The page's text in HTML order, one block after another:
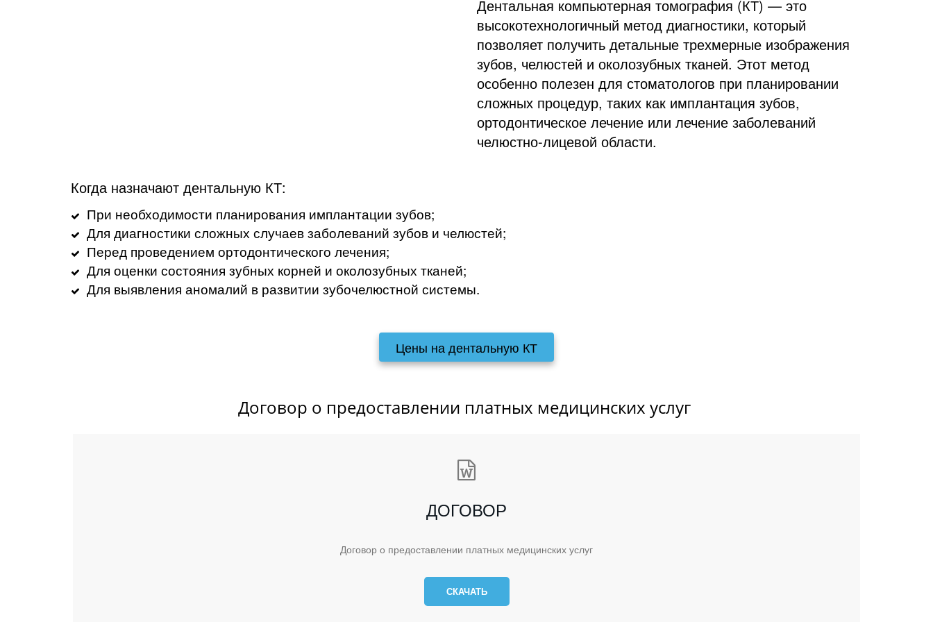
Дентальная компьютерная томография (КТ) — это
высокотехнологичный метод диагностики, который
позволяет получить детальные трехмерные изображения
зубов, челюстей и околозубных тканей. Этот метод
особенно полезен для стоматологов при планировании
сложных процедур, таких как имплантация зубов,
ортодонтическое лечение или лечение заболеваний
челюстно-лицевой области.
Когда назначают дентальную КТ:
При необходимости планирования имплантации зубов;
Для диагностики сложных случаев заболеваний зубов и челюстей;
Перед проведением ортодонтического лечения;
Для оценки состояния зубных корней и околозубных тканей;
Для выявления аномалий в развитии зубочелюстной системы.
Цены на дентальную КТ
Договор о предоставлении платных медицинских услуг
ДОГОВОР
Договор о предоставлении платных медицинских услуг
СКАЧАТЬ